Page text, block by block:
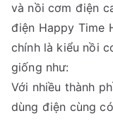
và nồi cơm điện
điện Happy Time
chính là kiểu nồi
giống như:
Với nhiều thành
dùng điện cùng